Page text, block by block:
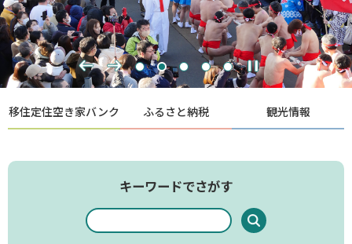
移住定住空き家バンク ふるさと納税 観光情報
キーワードでさがす